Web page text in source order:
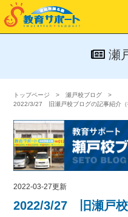
瀬
トップページ
瀬戸校ブログ
2022/3/27 旧瀬戸校ブログの記事紹介（
2022-03-27更新
2022/3/27 旧瀬戸校